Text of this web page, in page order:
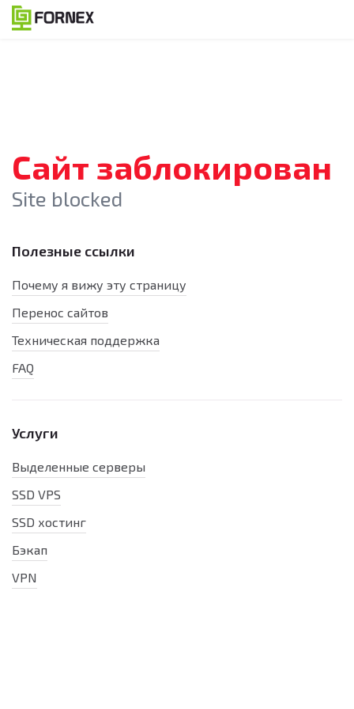
Сайт заблокирован
Site blocked
Полезные ссылки
Почему я вижу эту страницу
Перенос сайтов
Техническая поддержка
FAQ
Услуги
Выделенные серверы
SSD VPS
SSD хостинг
Бэкап
VPN